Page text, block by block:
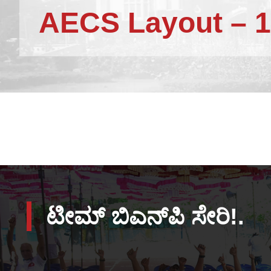
AECS Layout –
ಟೀಮ್ ಬಿಎನ್‌ಪಿ ಸೇರಿ!.